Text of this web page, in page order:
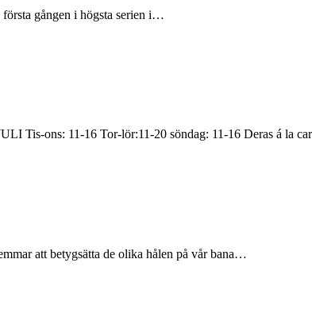
gången i högsta serien i…
Tis-ons: 11-16 Tor-lör:11-20 söndag: 11-16 Deras á la
att betygsätta de olika hålen på vår bana…